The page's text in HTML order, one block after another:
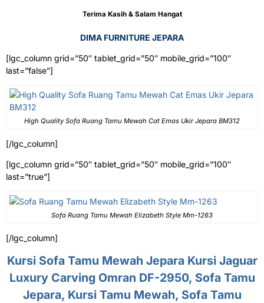
Terima Kasih & Salam Hangat
DIMA FURNITURE JEPARA
[lgc_column grid=”50″ tablet_grid=”50″ mobile_grid=”100″
last=”false”]
High Quality Sofa Ruang Tamu Mewah Cat Emas Ukir Jepara BM312
[/lgc_column]
[lgc_column grid=”50″ tablet_grid=”50″ mobile_grid=”100″
last=”true”]
Sofa Ruang Tamu Mewah Elizabeth Style Mm-1263
[/lgc_column]
Kursi Sofa Tamu Mewah Jepara Kursi Jaguar
Luxury Carving Omran DF-2950, Sofa Tamu
Jepara, Kursi Tamu Mewah, Sofa Tamu